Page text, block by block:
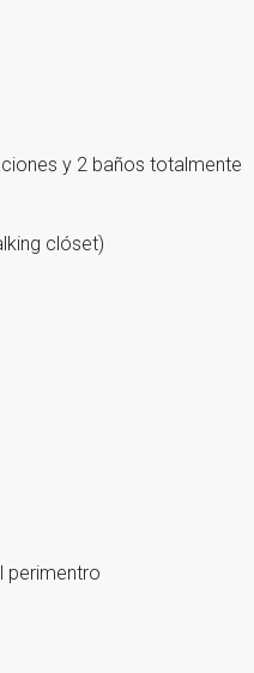
y 2 baños totalmente
clóset)
perimentro